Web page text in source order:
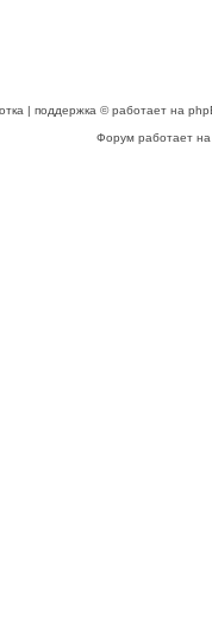
| поддержка © работает на
Форум работает